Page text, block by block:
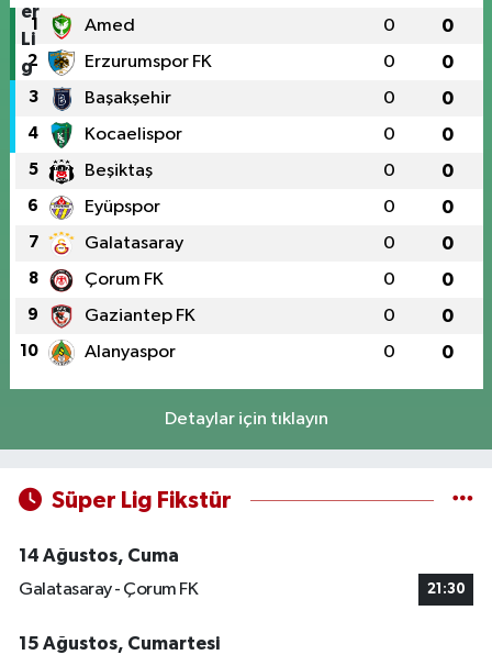
1 Amed 0 0
2 Erzurumspor FK 0 0
3 Başakşehir 0 0
4 Kocaelispor 0 0
5 Beşiktaş 0 0
6 Eyüpspor 0 0
7 Galatasaray 0 0
8 Çorum FK 0 0
9 Gaziantep FK 0 0
10 Alanyaspor 0 0
Detaylar için tıklayın
Süper Lig Fikstür
14 Ağustos, Cuma
Galatasaray - Çorum FK
21:30
15 Ağustos, Cumartesi